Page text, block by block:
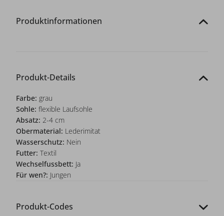
Produktinformationen
Produkt-Details
Farbe: grau
Sohle: flexible Laufsohle
Absatz: 2-4 cm
Obermaterial: Lederimitat
Wasserschutz: Nein
Futter: Textil
Wechselfussbett: Ja
Für wen?: Jungen
Produkt-Codes